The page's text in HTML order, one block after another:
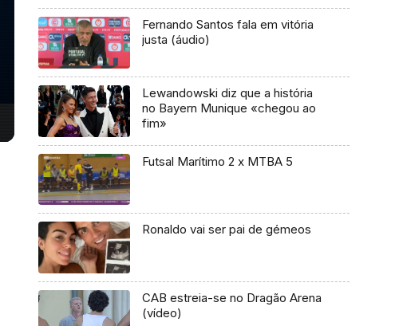
Fernando Santos fala em vitória
justa (áudio)
Lewandowski diz que a história
no Bayern Munique «chegou ao
fim»
Futsal Marítimo 2 x MTBA 5
Ronaldo vai ser pai de gémeos
CAB estreia-se no Dragão Arena
(vídeo)